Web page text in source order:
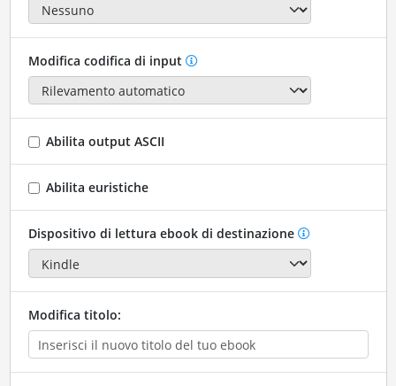
Modifica codifica di input
Abilita output ASCII
Abilita euristiche
Dispositivo di lettura ebook di destinazione
Modifica titolo: